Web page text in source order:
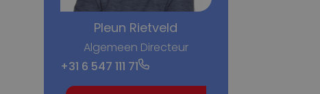
Pleun Rietveld
Algemeen Directeur
+31 6 547 111 71